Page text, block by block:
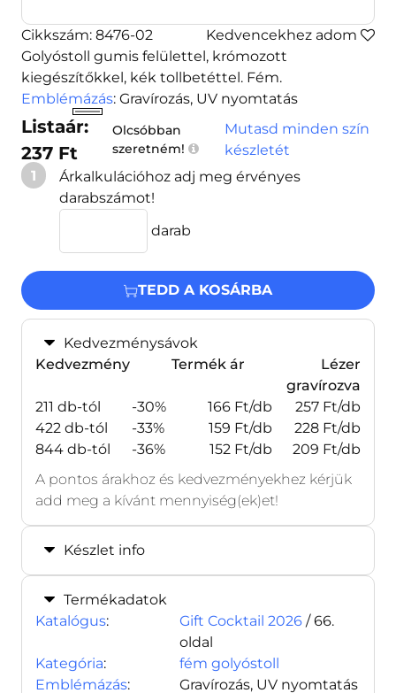
Cikkszám: 8476-02
Kedvencekhez adom
Golyóstoll gumis felülettel, krómozott
kiegészítőkkel, kék tollbetéttel. Fém.
Emblémázás: Gravírozás, UV nyomtatás
Listaár:
237 Ft
Olcsóbban
szeretném!
Mutasd minden szín
készletét
1
Árkalkulációhoz adj meg érvényes
darabszámot!
darab
TEDD A KOSÁRBA
Kedvezménysávok
Kedvezmény
Termék ár
Lézer
gravírozva
211 db-tól
-30% 166 Ft/db
257 Ft/db
422 db-tól
-33% 159 Ft/db
228 Ft/db
844 db-tól
-36% 152 Ft/db
209 Ft/db
A pontos árakhoz és kedvezményekhez kérjük
add meg a kívánt mennyiség(ek)et!
Készlet info
Termékadatok
Katalógus: Gift Cocktail 2026 / 66.
oldal
Kategória:
fém golyóstoll
Emblémázás: Gravírozás, UV nyomtatás